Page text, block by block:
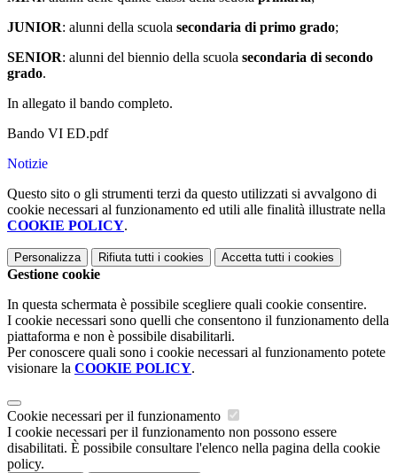
JUNIOR: alunni della scuola secondaria di primo grado;
SENIOR: alunni del biennio della scuola secondaria di secondo
grado.
In allegato il bando completo.
Bando VI ED.pdf
Notizie
Questo sito o gli strumenti terzi da questo utilizzati si avvalgono di
cookie necessari al funzionamento ed utili alle finalità illustrate nella
COOKIE POLICY.
Personalizza Rifiuta tutti i cookies Accetta tutti i cookies
Gestione cookie
In questa schermata è possibile scegliere quali cookie consentire.
I cookie necessari sono quelli che consentono il funzionamento della
piattaforma e non è possibile disabilitarli.
Per conoscere quali sono i cookie necessari al funzionamento potete
visionare la COOKIE POLICY.
Cookie necessari per il funzionamento
I cookie necessari per il funzionamento non possono essere
disabilitati. È possibile consultare l'elenco nella pagina della cookie
policy.